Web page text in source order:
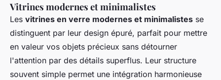
Vitrines modernes et minimalistes
Les vitrines en verre modernes et minimalistes se
distinguent par leur design épuré, parfait pour mettre
en valeur vos objets précieux sans détourner
l'attention par des détails superflus. Leur structure
souvent simple permet une intégration harmonieuse